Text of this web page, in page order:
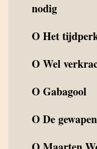
nodig
OHet
OWel
OGabagool
ODe